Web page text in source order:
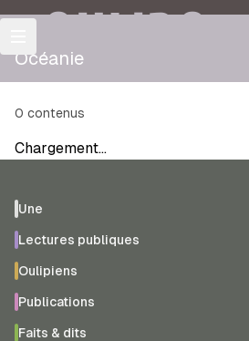
OULIPO
Océanie
0 contenus
Chargement…
Une
Lectures publiques
Oulipiens
Publications
Faits & dits